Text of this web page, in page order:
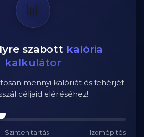
📊
szabott kalória
kalkulátor
mennyi kalóriát és fehérjét
céljaid eléréséhez!
Szinten tartás Izomépítés